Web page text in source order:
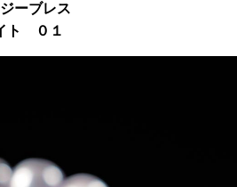
ーブレス
ト ０１